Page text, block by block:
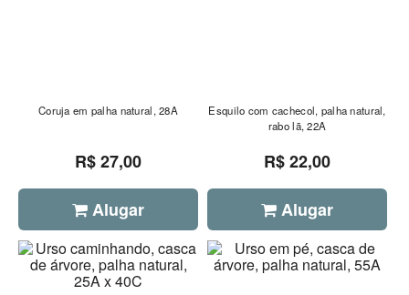
Coruja em palha natural, 28A
R$ 27,00
Alugar
Esquilo com cachecol, palha natural,
rabo lã, 22A
R$ 22,00
Alugar